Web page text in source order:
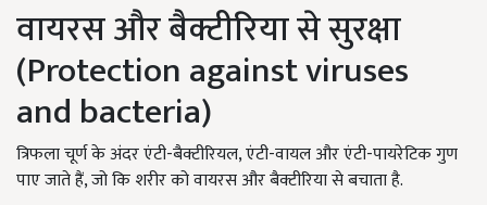
वायरस और बैक्टीरिया से सुरक्षा
(Protection against viruses
and bacteria)
त्रिफला चूर्ण के अंदर एंटी-बैक्टीरियल, एंटी-वायल और एंटी-पायरेटिक गुण
पाए जाते हैं, जो कि शरीर को वायरस और बैक्टीरिया से बचाता है.